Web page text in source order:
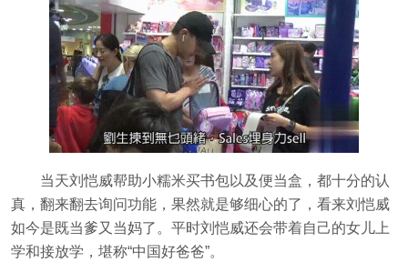
当天刘恺威帮助小糯米买书包以及便当盒，都十分的认
真，翻来翻去询问功能，果然就是够细心的了，看来刘恺威
如今是既当爹又当妈了。平时刘恺威还会带着自己的女儿上
学和接放学，堪称“中国好爸爸”。